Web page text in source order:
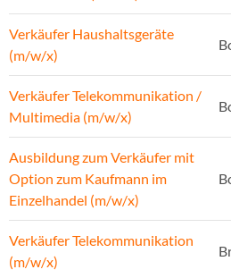
Verkäufer Haushaltsgeräte
(m/w/x)
Verkäufer Telekommunikation /
Multimedia (m/w/x)
Ausbildung zum Verkäufer mit
Option zum Kaufmann im
Einzelhandel (m/w/x)
Verkäufer Telekommunikation
(m/w/x)